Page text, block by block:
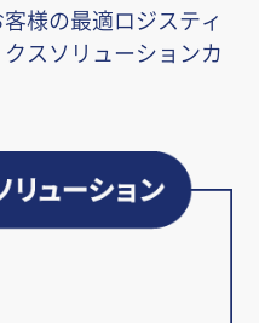
客様の最適ロジスティ
スソリューションカ